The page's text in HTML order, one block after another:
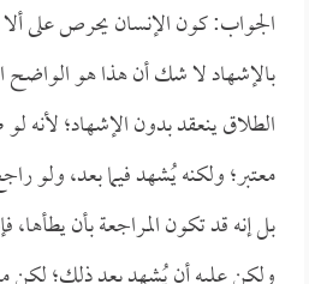
الجواب: كون الإنسان يحرص على
بالإشهاد لا شك أن هذا هو الواضح
الطلاق ينعقد بدون الإشهاد؛ لأنه
معتبر؛ ولكنه يُشهد فيما بعد، ولو
بل إنه قد تكون المراجعة بأن يطأها،